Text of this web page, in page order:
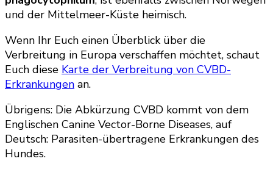
und der Mittelmeer-Küste heimisch.
Wenn Ihr Euch einen Überblick über die
Verbreitung in Europa verschaffen möchtet, schaut
Euch diese Karte der Verbreitung von CVBD-
Erkrankungen an.
Übrigens: Die Abkürzung CVBD kommt von dem
Englischen Canine Vector-Borne Diseases, auf
Deutsch: Parasiten-übertragene Erkrankungen des
Hundes.